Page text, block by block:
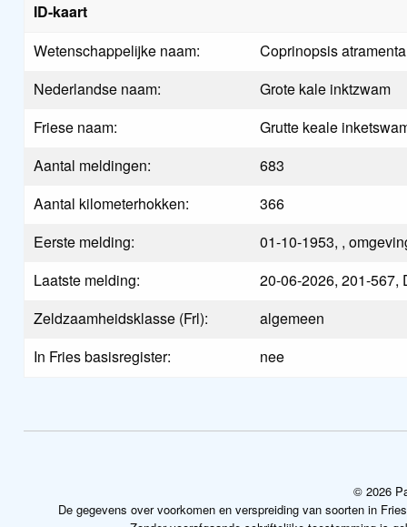
ID-kaart
Wetenschappelijke naam:
Coprinopsis
Nederlandse naam:
Grote kale inktzwam
Friese naam:
Grutte keale
Aantal meldingen:
683
Aantal kilometerhokken:
366
Eerste melding:
01-10-1953, ,
Laatste melding:
20-06-2026, 201-567,
Zeldzaamheidsklasse (Frl):
algemeen
In Fries basisregister:
nee
© 2026
De gegevens over voorkomen en verspreiding van soorten in